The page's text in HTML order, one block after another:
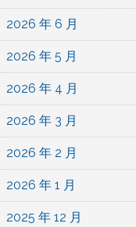
2026 年 6 月
2026 年 5 月
2026 年 4 月
2026 年 3 月
2026 年 2 月
2026 年 1 月
2025 年 12 月